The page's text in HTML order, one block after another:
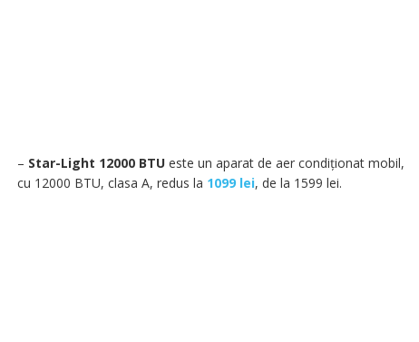
– Star-Light 12000 BTUeste un aparat de aer condiționat mobil,
cu 12000 BTU, clasa A, redus la 1099 lei, de la 1599 lei.